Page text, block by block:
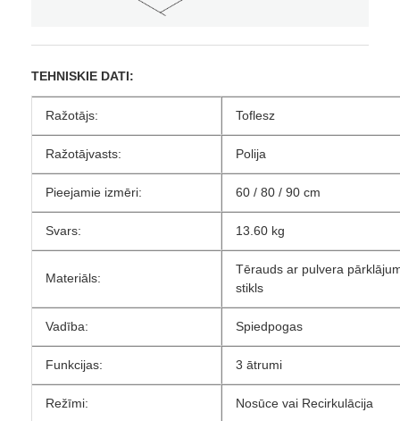
TEHNISKIE DATI:
Ražotājs: Toflesz
Ražotājvasts: Polija
Pieejamie izmēri: 60 / 80 / 90 cm
Svars: 13.60 kg
Materiāls:
Tērauds ar pulvera
stikls
Vadība: Spiedpogas
Funkcijas: 3 ātrumi
Režīmi: Nosūce vai Recirkulācija